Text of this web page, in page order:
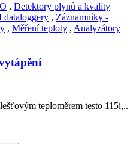
, Detektory plynů a kvality
dataloggery , Záznamníky -
, Měření teploty , Analyzátory
teploměrem testo 115i,..